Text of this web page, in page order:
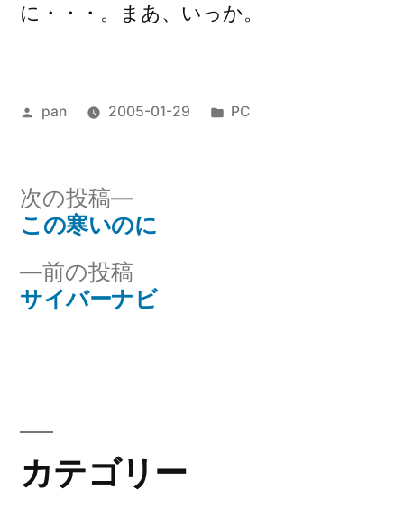
に・・・。まあ、いっか。
投
pan 2005-01-29
カ
PC
投
稿
ナ
ー
シ
前の投稿
の
サイバーナビ
次の投稿
次
の
この寒いのに
カテゴリー